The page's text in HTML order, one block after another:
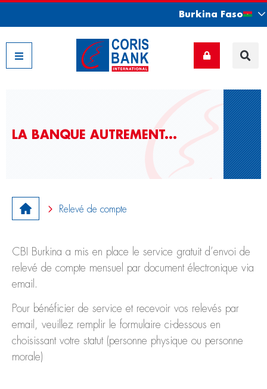
Burkina Faso
LA BANQUE AUTREMENT...
Relevé de compte
CBI Burkina a mis en place le service gratuit d’envoi de
relevé de compte mensuel par document électronique via
email.
Pour bénéficier de service et recevoir vos relevés par
email, veuillez remplir le formulaire ci-dessous en
choisissant votre statut (personne physique ou personne
morale)